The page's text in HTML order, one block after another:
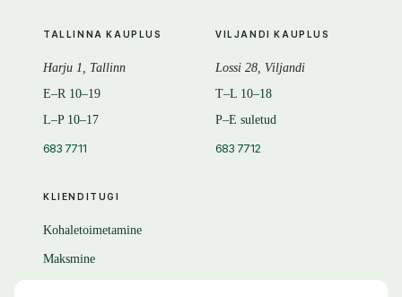
KLIENDITUGI
Kohaletoimetamine
Maksmine
TALLINNA KAUPLUS
Harju 1, Tallinn
E–R 10–19
L–P 10–17
683 7711
VILJANDI KAUPLUS
Lossi 28, Viljandi
T–L 10–18
P–E suletud
683 7712